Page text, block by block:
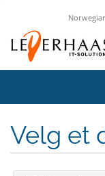
Velg et